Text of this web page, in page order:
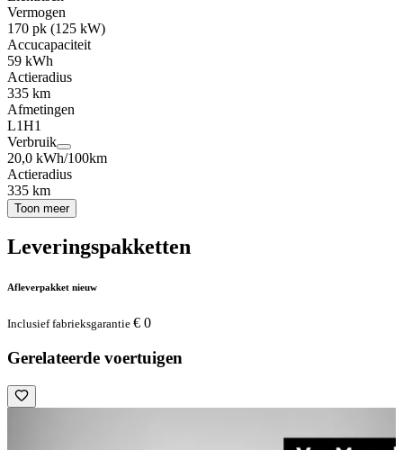
Vermogen
170 pk (125 kW)
Accucapaciteit
59 kWh
Actieradius
335 km
Afmetingen
L1H1
Verbruik
20,0 kWh/100km
Actieradius
335 km
Toon meer
Leveringspakketten
Afleverpakket nieuw
Inclusief fabrieksgarantie € 0
Gerelateerde voertuigen